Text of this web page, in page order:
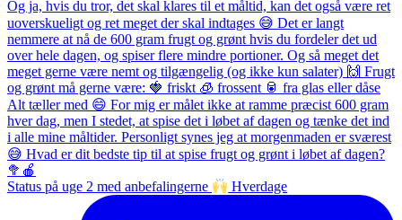
Status på uge 2 med anbefalingerne Hverdage